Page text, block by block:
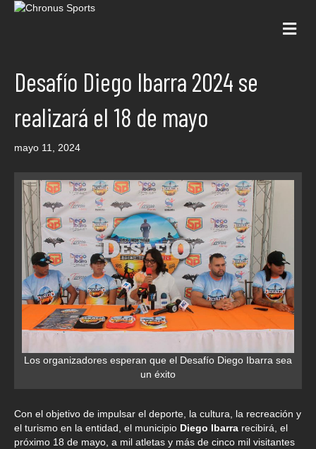
Desafío Diego Ibarra 2024 se
realizará el 18 de mayo
mayo 11, 2024
Los organizadores esperan que el Desafío Diego Ibarra sea
un éxito
Con el objetivo de impulsar el deporte, la cultura, la recreación y
el turismo en la entidad, el municipio Diego Ibarra recibirá, el
próximo 18 de mayo, a mil atletas y más de cinco mil visitantes